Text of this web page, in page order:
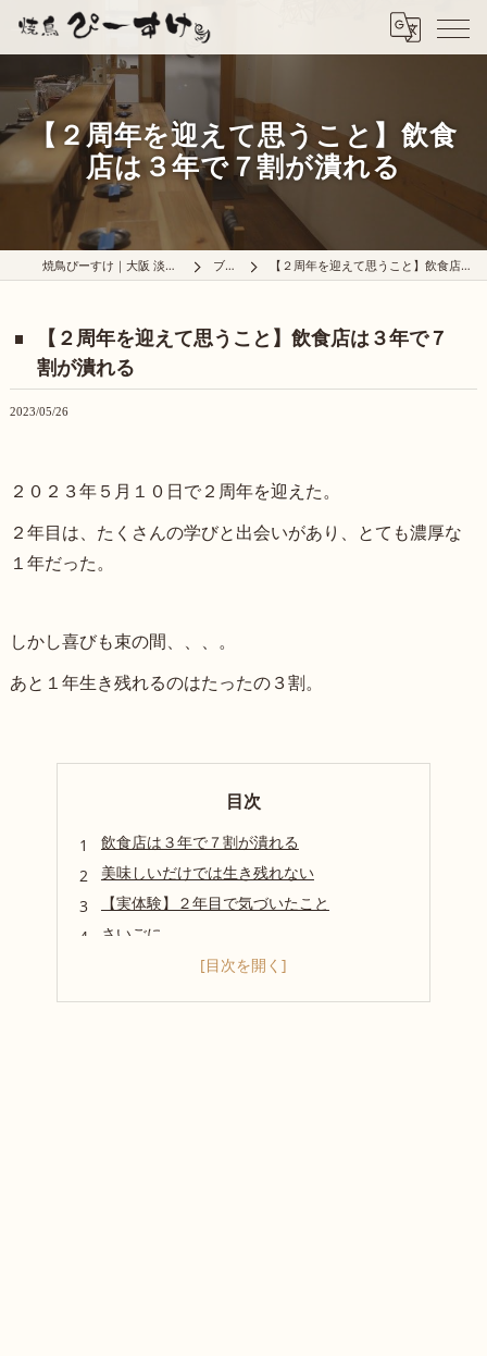
【２周年を迎えて思うこと】飲食
店は３年で７割が潰れる
焼鳥ぴーすけ｜大阪 淡路の炭火焼鳥屋 ブログ 【２周年を迎えて思うこと】飲食店は３年で７割が潰れる
【２周年を迎えて思うこと】飲食店は３年で７
割が潰れる
2023/05/26
２０２３年５月１０日で２周年を迎えた。
２年目は、たくさんの学びと出会いがあり、とても濃厚な
１年だった。
しかし喜びも束の間、、、。
あと１年生き残れるのはたったの３割。
目次
飲食店は３年で７割が潰れる
美味しいだけでは生き残れない
【実体験】２年目で気づいたこと
さいごに